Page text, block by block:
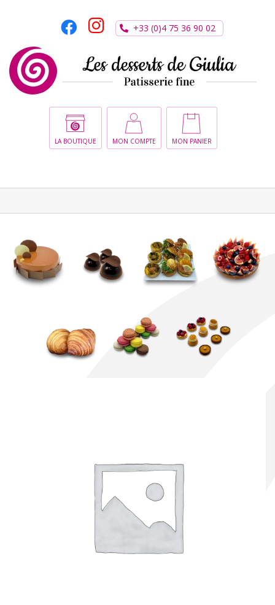
+33 (0)4 75 36 90 02
LA BOUTIQUE MON COMPTE MON PANIER